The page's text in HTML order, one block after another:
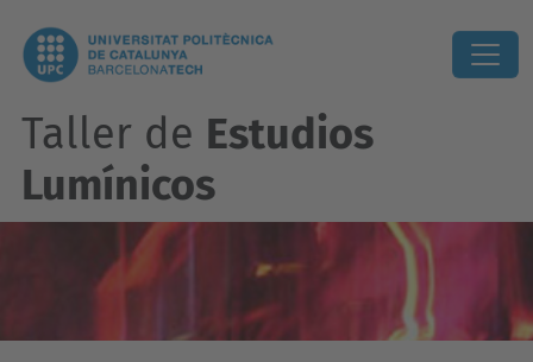
Taller de Estudios
Lumínicos